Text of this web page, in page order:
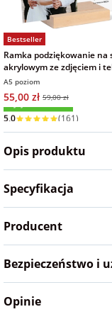
Fotoksiążki
Dodatki i
opakowania
na Dzień
Chłopaka
na Dzień Kobiet
na mikołajki
na prezent
na Dzień Babci i
Dziadka
dla przyjaciółki
dla przyjaciela
Bestseller
Ramka podziękowanie na
akrylowym ze zdjęciem i
15x21 cm
A5 poziom
55,00 zł 59,00 zł
Wysyłka w 1 dzień
Opis produktu
Specyfikacja
Producent
Bezpieczeństwo i
Opinie